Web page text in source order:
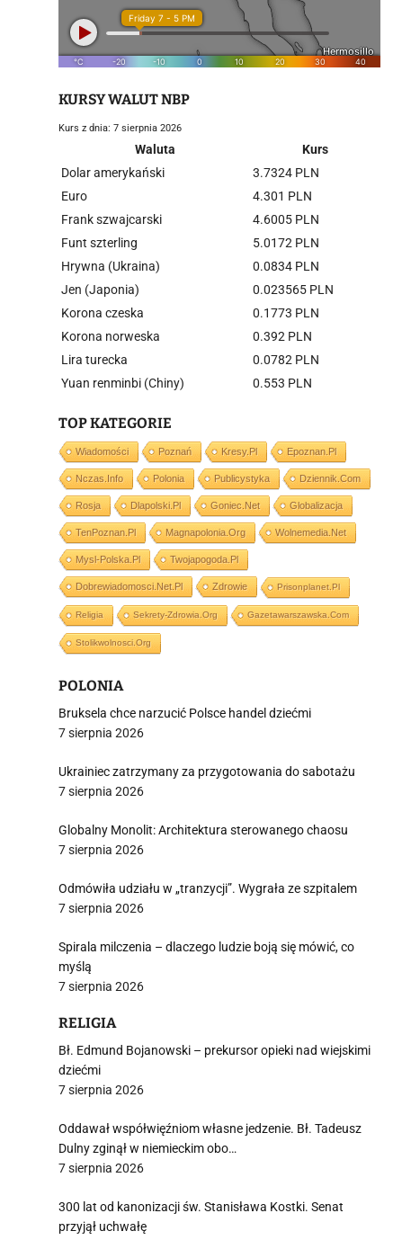
KURSY WALUT NBP
Kurs z dnia: 7 sierpnia 2026
Waluta
Kurs
Dolar amerykański
3.7324 PLN
Euro
4.301 PLN
Frank szwajcarski
4.6005 PLN
Funt szterling
5.0172 PLN
Hrywna (Ukraina)
0.0834 PLN
Jen (Japonia)
0.023565 PLN
Korona czeska
0.1773 PLN
Korona norweska
0.392 PLN
Lira turecka
0.0782 PLN
Yuan renminbi (Chiny)
0.553 PLN
TOP KATEGORIE
Wiadomości Poznań Kresy.pl Epoznan.pl
Nczas.info Polonia Publicystyka Dziennik.com
Rosja Dlapolski.pl Goniec.net Globalizacja
TenPoznan.pl Magnapolonia.org Wolnemedia.net
Mysl-Polska.pl Twojapogoda.pl
Dobrewiadomosci.net.pl Zdrowie Prisonplanet.pl
Religia Sekrety-Zdrowia.org Gazetawarszawska.com
Stolikwolnosci.org
POLONIA
Bruksela chce narzucić Polsce handel dziećmi
7 sierpnia 2026
Ukrainiec zatrzymany za przygotowania do sabotażu
7 sierpnia 2026
Globalny Monolit: Architektura sterowanego chaosu
7 sierpnia 2026
Odmówiła udziału w „tranzycji”. Wygrała ze szpitalem
7 sierpnia 2026
Spirala milczenia – dlaczego ludzie boją się mówić, co
myślą
7 sierpnia 2026
RELIGIA
Bł. Edmund Bojanowski – prekursor opieki nad wiejskimi
dziećmi
7 sierpnia 2026
Oddawał współwięźniom własne jedzenie. Bł. Tadeusz
Dulny zginął w niemieckim obo…
7 sierpnia 2026
300 lat od kanonizacji św. Stanisława Kostki. Senat
przyjął uchwałę